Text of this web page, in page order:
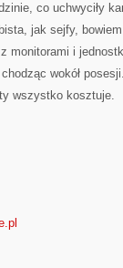
co uchwyciły
jak sejfy,
monitorami i
wokół
wszystko kosztuje.